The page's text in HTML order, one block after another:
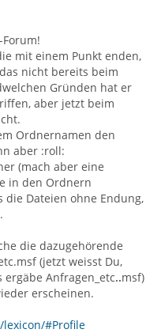
mit einem Punkt enden,
nicht bereits beim
Gründen hat er
aber jetzt beim
Ordnernamen den
aber :roll:
(mach aber eine
in den Ordnern
Dateien ohne Endung,
die dazugehörende
(jetzt weisst Du,
Anfragen_etc..msf)
erscheinen.
#Profile